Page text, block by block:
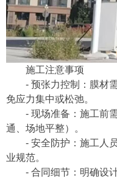
施工注意事项
- 预张力控制：膜材
免应力集中或松弛。
- 现场准备：施工前
通、场地平整）。
- 安全防护：施工人
业规范。
- 合同细节：明确设